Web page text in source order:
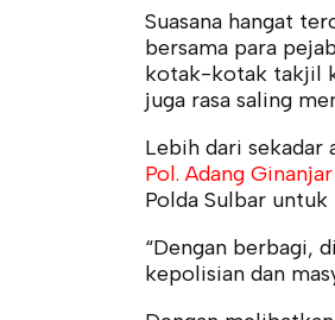
Suasana hangat
bersama para
kotak-kotak takjil
juga rasa saling
Lebih dari
Pol. Adang Ginanjar
Polda Sulbar
“Dengan berbagi,
kepolisian dan